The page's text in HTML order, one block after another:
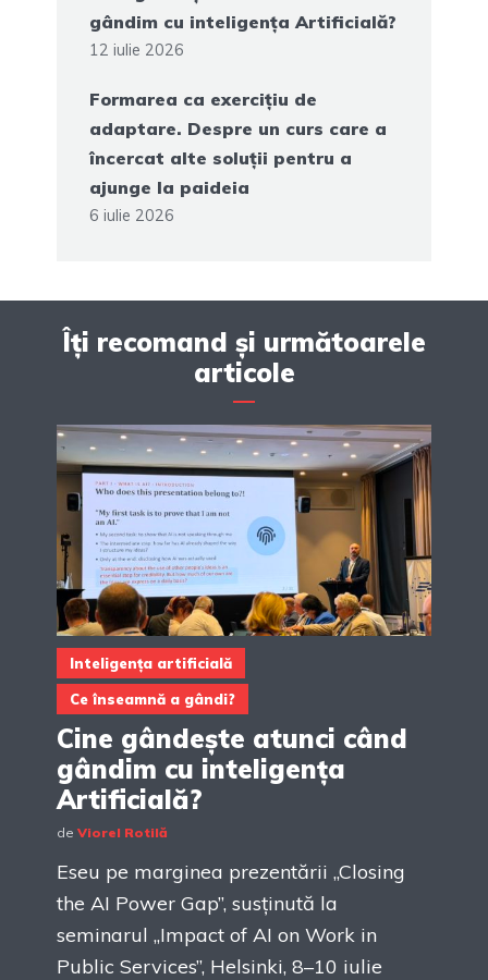
gândim cu inteligența Artificială?
12 iulie 2026
Formarea ca exercițiu de
adaptare. Despre un curs care a
încercat alte soluții pentru a
ajunge la paideia
6 iulie 2026
Îți recomand și următoarele
articole
Inteligența artificială
Ce înseamnă a gândi?
Cine gândește atunci când
gândim cu inteligența
Artificială?
de Viorel Rotilă
Eseu pe marginea prezentării „Closing
the AI Power Gap”, susținută la
seminarul „Impact of AI on Work in
Public Services”, Helsinki, 8–10 iulie